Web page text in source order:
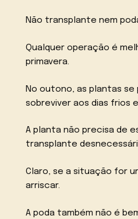
Não transplante nem
Qualquer operação é
primavera.
No outono, as plantas se
sobreviver aos dias frios
A planta não precisa de
transplante
Claro, se a situação for
arriscar.
A poda também não é